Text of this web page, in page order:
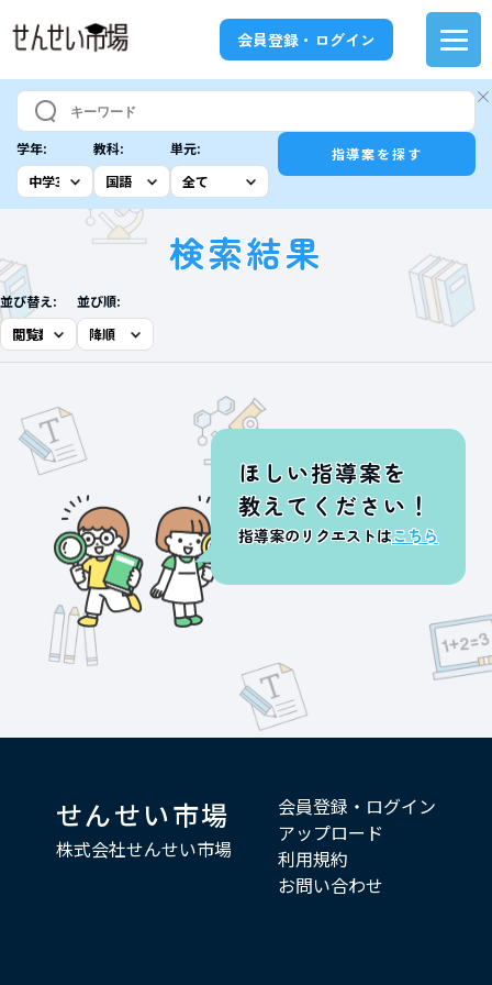
会員登録・ログイン
学年: 教科: 単元: 指導案を探す
検索結果
並び替え: 並び順:
ほしい指導案を
教えてください！
指導案のリクエストはこちら
せんせい市場
株式会社せんせい市場
会員登録・ログイン
アップロード
利用規約
お問い合わせ